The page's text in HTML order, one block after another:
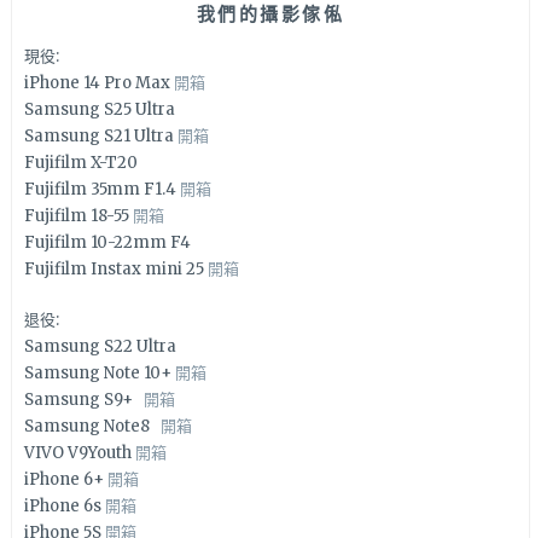
我們的攝影傢俬
現役:
iPhone 14 Pro Max 開箱
Samsung S25 Ultra
Samsung S21 Ultra 開箱
Fujifilm X-T20
Fujifilm 35mm F1.4 開箱
Fujifilm 18-55 開箱
Fujifilm 10-22mm F4
Fujifilm Instax mini 25 開箱
退役:
Samsung S22 Ultra
Samsung Note 10+ 開箱
Samsung S9+ 開箱
Samsung Note8 開箱
VIVO V9Youth 開箱
iPhone 6+ 開箱
iPhone 6s 開箱
iPhone 5S 開箱